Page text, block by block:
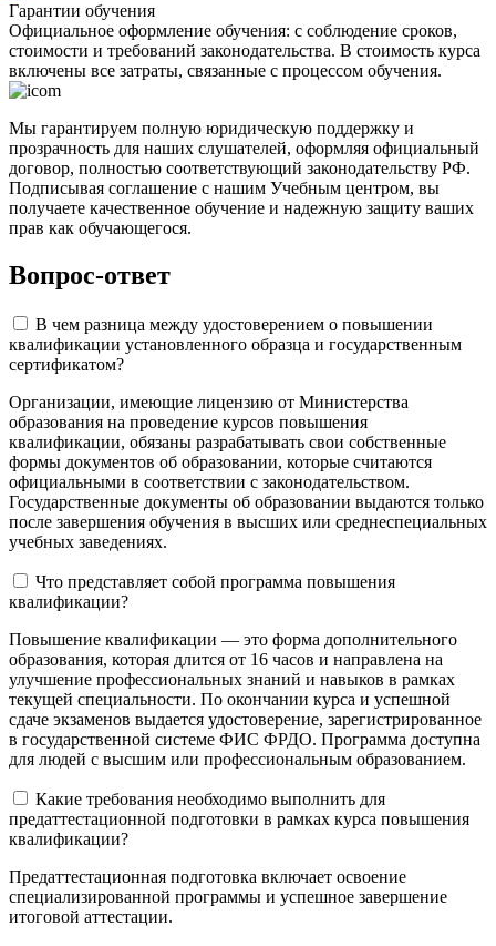
Гарантии обучения
Официальное оформление обучения: с соблюдение сроков,
стоимости и требований законодательства. В стоимость курса
включены все затраты, связанные с процессом обучения.
Мы гарантируем полную юридическую поддержку и
прозрачность для наших слушателей, оформляя официальный
договор, полностью соответствующий законодательству РФ.
Подписывая соглашение с нашим Учебным центром, вы
получаете качественное обучение и надежную защиту ваших
прав как обучающегося.
Вопрос-ответ
В чем разница между удостоверением о повышении
квалификации установленного образца и государственным
сертификатом?
Организации, имеющие лицензию от Министерства
образования на проведение курсов повышения
квалификации, обязаны разрабатывать свои собственные
формы документов об образовании, которые считаются
официальными в соответствии с законодательством.
Государственные документы об образовании выдаются только
после завершения обучения в высших или среднеспециальных
учебных заведениях.
Что представляет собой программа повышения
квалификации?
Повышение квалификации — это форма дополнительного
образования, которая длится от 16 часов и направлена на
улучшение профессиональных знаний и навыков в рамках
текущей специальности. По окончании курса и успешной
сдаче экзаменов выдается удостоверение, зарегистрированное
в государственной системе ФИС ФРДО. Программа доступна
для людей с высшим или профессиональным образованием.
Какие требования необходимо выполнить для
предаттестационной подготовки в рамках курса повышения
квалификации?
Предаттестационная подготовка включает освоение
специализированной программы и успешное завершение
итоговой аттестации.